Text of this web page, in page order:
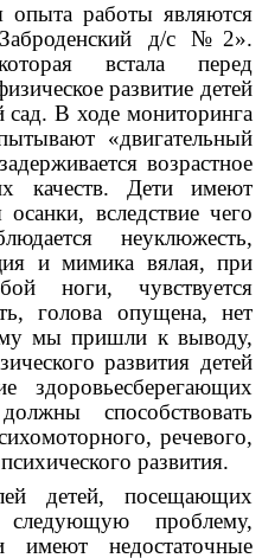
опыта работы являются
д/с №2».
встала перед
развитие детей
сад. В ходе мониторинга
«двигательный
возрастное
качеств. Дети имеют
вследствие чего
неуклюжесть,
и мимика вялая, при
ноги, чувствуется
голова опущена, нет
мы пришли к выводу,
развития детей
здоровьесберегающих
способствовать
речевого,
развития.
детей, посещающих
проблему,
имеют недостаточные